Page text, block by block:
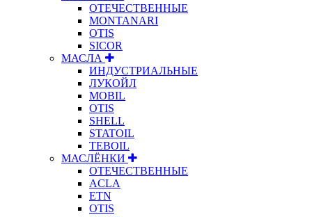
ОТЕЧЕСТВЕННЫЕ
MONTANARI
OTIS
SICOR
МАСЛА
ИНДУСТРИАЛЬНЫЕ
ЛУКОЙЛ
MOBIL
OTIS
SHELL
STATOIL
TEBOIL
МАСЛЁНКИ
ОТЕЧЕСТВЕННЫЕ
ACLA
ETN
OTIS